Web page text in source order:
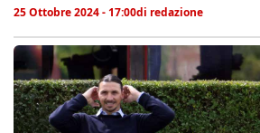
25 Ottobre 2024 - 17:00di redazione